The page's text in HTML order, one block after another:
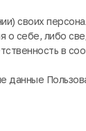
своих
себе, либо
в
данные